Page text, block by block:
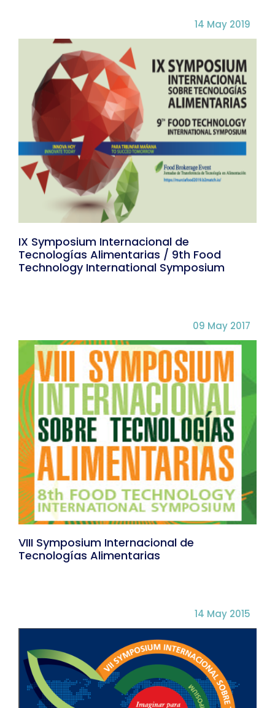
14 May 2019
IX Symposium Internacional de
Tecnologías Alimentarias / 9th Food
Technology International Symposium
09 May 2017
VIII Symposium Internacional de
Tecnologías Alimentarias
14 May 2015